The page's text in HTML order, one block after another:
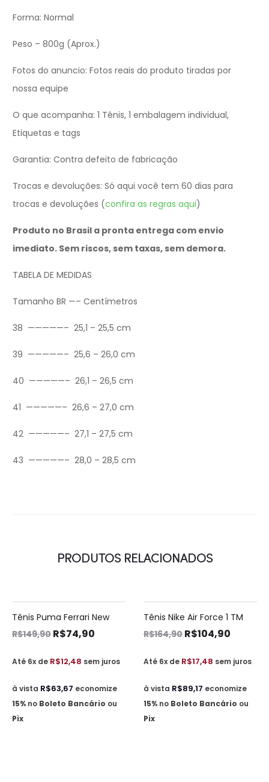
Forma: Normal
Peso – 800g (Aprox.)
Fotos do anuncio: Fotos reais do produto tiradas por
nossa equipe
O que acompanha: 1 Tênis, 1 embalagem individual,
Etiquetas e tags
Garantia: Contra defeito de fabricação
Trocas e devoluções: Só aqui você tem 60 dias para
trocas e devoluções (confira as regras aqui)
Produto no Brasil a pronta entrega com envio
imediato. Sem riscos, sem taxas, sem demora.
TABELA DE MEDIDAS
Tamanho BR —– Centímetros
38 —————– 25,1 – 25,5 cm
39 —————– 25,6 – 26,0 cm
40 —————– 26,1 – 26,5 cm
41 —————– 26,6 – 27,0 cm
42 —————– 27,1 – 27,5 cm
43 —————– 28,0 – 28,5 cm
PRODUTOS RELACIONADOS
50% OFF
Tênis Puma Ferrari New
R$149,90 R$74,90
Até 6x de R$12,48 sem juros
à vista R$63,67 economize
15% no Boleto Bancário ou
Pix
36% OFF
Tênis Nike Air Force 1 TM
R$164,90 R$104,90
Até 6x de R$17,48 sem juros
à vista R$89,17 economize
15% no Boleto Bancário ou
Pix